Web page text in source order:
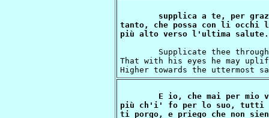
supplica a te, per
tanto, che possa con li occhi
That with his eyes he may
E io, che mai per mio
più ch'i' fo per lo suo, tutti